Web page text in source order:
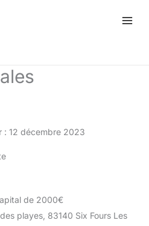
: 12 décembre 2023
de 2000€
playes, 83140 Six Fours Les